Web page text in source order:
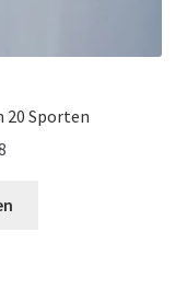
Sporten
tot